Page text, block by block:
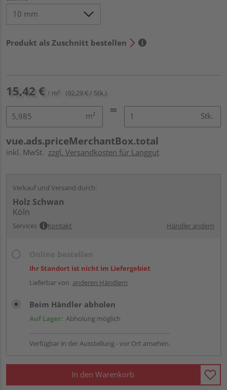
Produkt als Zuschnitt bestellen
15,42 € / m² (92,29 € / Stk.)
m² Stk.
vue.ads.priceMerchantBox.total
inkl. MwSt. zzgl. Versandkosten für Langgut
Verkauf und Versand durch:
Holz Schwan
Köln
Services Kontakt Händler ändern
Ihr Standort ist nicht im Liefergebiet
Lieferbar von anderen Händlern
Beim Händler abholen
Auf Lager: Abholung möglich
Verfügbar in der Ausstellung - vor Ort ansehen.
In den Warenkorb